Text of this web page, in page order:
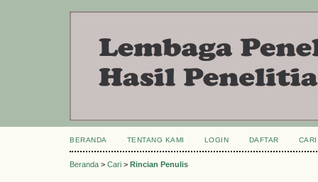
BERANDA TENTANG KAMI LOGIN DAFTAR CARI
Beranda > Cari > Rincian Penulis